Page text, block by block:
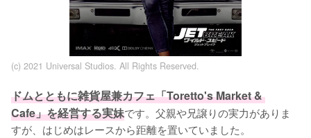
(c) 2021 Universal Studios. All Rights Reserved.
ドムとともに雑貨屋兼カフェ「Toretto's Market &
Cafe」を経営する実妹です。父親や兄譲りの実力がありま
すが、はじめはレースから距離を置いていました。